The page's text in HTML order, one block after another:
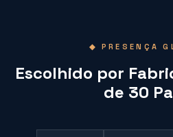
◆ PRESENÇA
Escolhido por
de 30